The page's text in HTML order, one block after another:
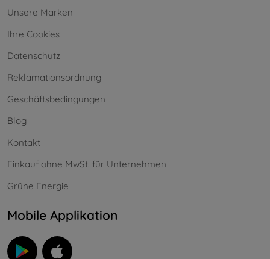
Unsere Marken
Ihre Cookies
Datenschutz
Reklamationsordnung
Geschäftsbedingungen
Blog
Kontakt
Einkauf ohne MwSt. für Unternehmen
Grüne Energie
Mobile Applikation